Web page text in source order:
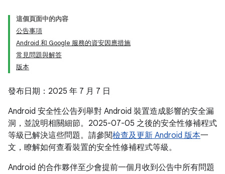
這個頁面中的內容
公告事項
Android 和 Google 服務的資安因應措施
常見問題與解答
版本
發布日期：2025 年 7 月 7 日
Android 安全性公告列舉對 Android 裝置造成影響的安全漏
洞，並說明相關細節。2025-07-05 之後的安全性修補程式
等級已解決這些問題。請參閱檢查及更新 Android 版本一
文，瞭解如何查看裝置的安全性修補程式等級。
Android 的合作夥伴至少會提前一個月收到公告中所有問題